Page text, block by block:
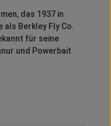
das 1937 in
als Berkley FlyCo.
für seine
und Powerbait